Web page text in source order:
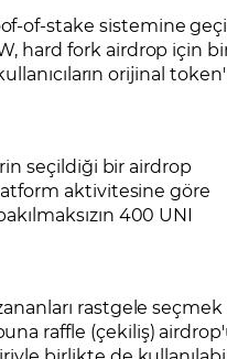
of-stake sistemine
hard fork airdrop için
orijinal
seçildiği bir airdrop
aktivitesine göre
400 UNI
rastgele seçmek
raffle (çekiliş)